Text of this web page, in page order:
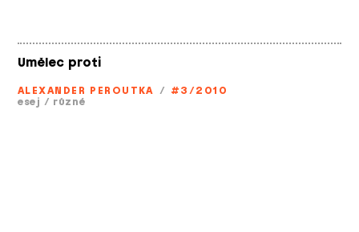
Umělec proti
ALEXANDER PEROUTKA / #3/2010
esej / různé